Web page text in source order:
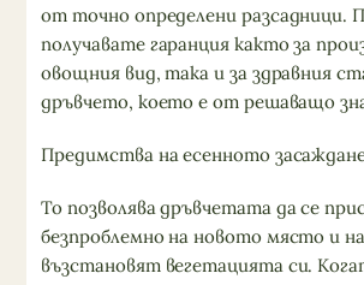
от точно определени разсадници.
получавате гаранция както за
овощния вид, така и за здравния
дръвчето, което е от решаващо
Предимства на есенното
То позволява дръвчетата да се
безпроблемно на новото място и
възстановят вегетацията си.